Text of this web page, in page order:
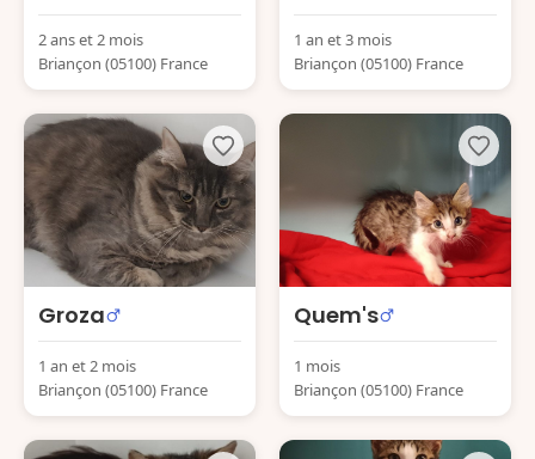
2 ans et 2 mois
Briançon (05100) France
1 an et 3 mois
Briançon (05100) France
Groza
1 an et 2 mois
Briançon (05100) France
Quem's
1 mois
Briançon (05100) France